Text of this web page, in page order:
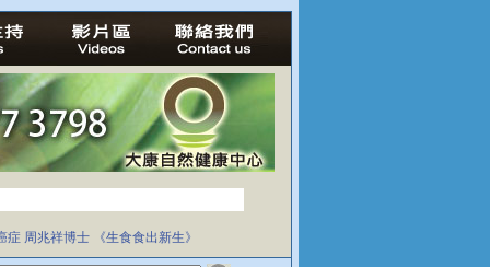
症 周兆祥博士 《生食食出新生》